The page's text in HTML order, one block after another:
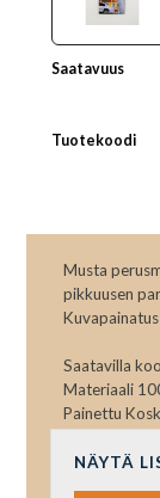
Saatavuus
Tuotekoodi
Musta
pikkuusen
Saatavilla
Materiaali
Painettu
NÄYTÄ